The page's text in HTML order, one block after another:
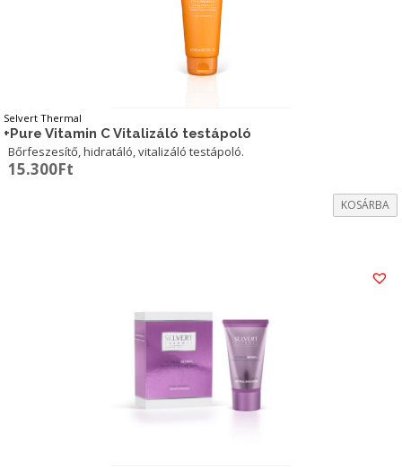
Selvert Thermal
+Pure Vitamin C Vitalizáló testápoló
Bőrfeszesítő, hidratáló, vitalizáló testápoló.
15.300Ft
KOSÁRBA